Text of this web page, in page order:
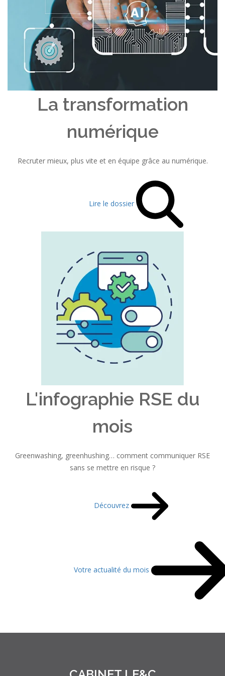
La transformation
numérique
Recruter mieux, plus vite et en équipe grâce au numérique.
Lire le dossier
L'infographie RSE du
mois
Greenwashing, greenhushing… comment communiquer RSE
sans se mettre en risque ?
Découvrez
Votre actualité du mois